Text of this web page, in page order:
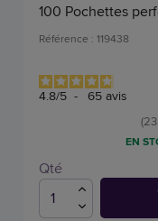
100 Pochettes
Référence : 119438
4.8/5 - 65 avis
EN
Qté